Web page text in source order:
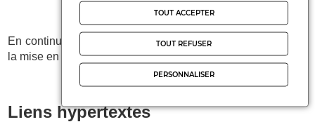
En continuant votre navigation sur notre Site, vous acceptez
la mise en place de Cookies sur votre Terminal.
Liens hypertextes
TOUT ACCEPTER
TOUT REFUSER
PERSONNALISER